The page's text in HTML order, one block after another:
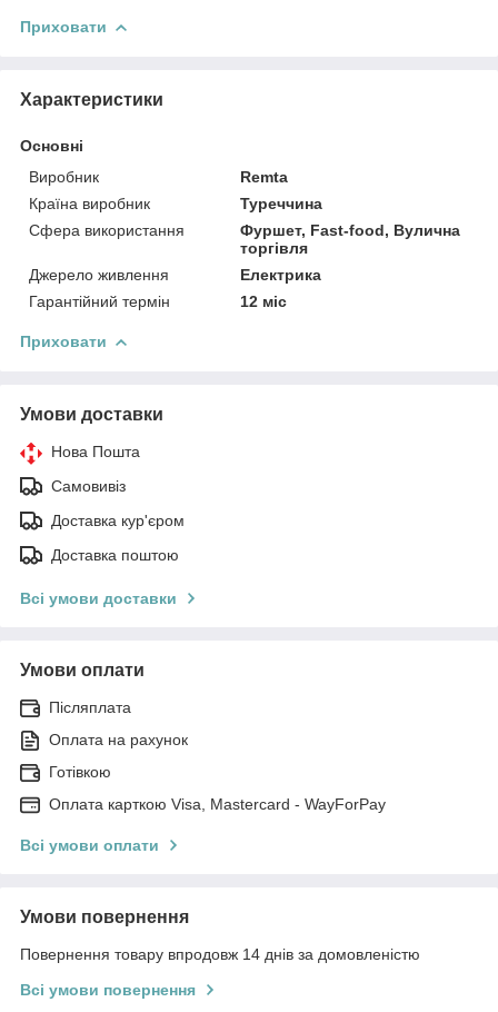
Приховати
Характеристики
Основні
Виробник
Remta
Країна виробник
Туреччина
Сфера використання
Фуршет, Fast-food, Вулична
торгівля
Джерело живлення
Електрика
Гарантійний термін
12 міс
Приховати
Умови доставки
Нова Пошта
Самовивіз
Доставка кур'єром
Доставка поштою
Всі умови доставки
Умови оплати
Післяплата
Оплата на рахунок
Готівкою
Оплата карткою Visa, Mastercard - WayForPay
Всі умови оплати
Умови повернення
Повернення товару впродовж 14 днів за домовленістю
Всі умови повернення